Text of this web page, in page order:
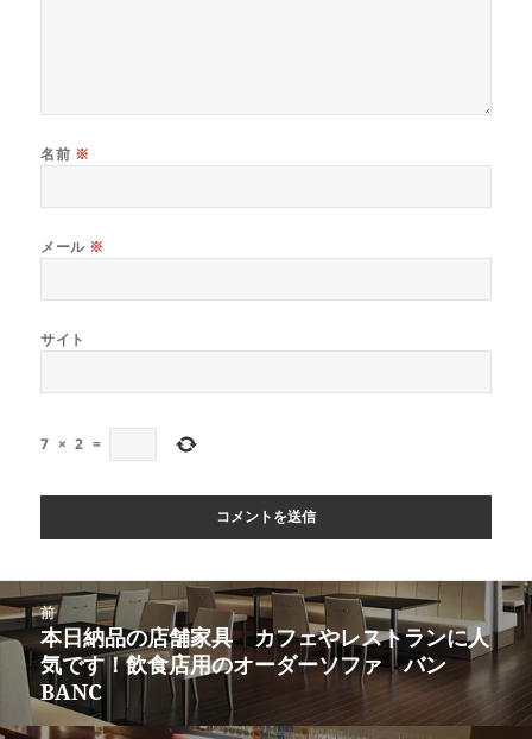
名前 ※
メール ※
サイト
7 × 2 =
投
稿
前
前
の
投
稿:
本日納品の店舗家具 カフェやレストランに人
気です！飲食店用のオーダーソファ バン
BANC